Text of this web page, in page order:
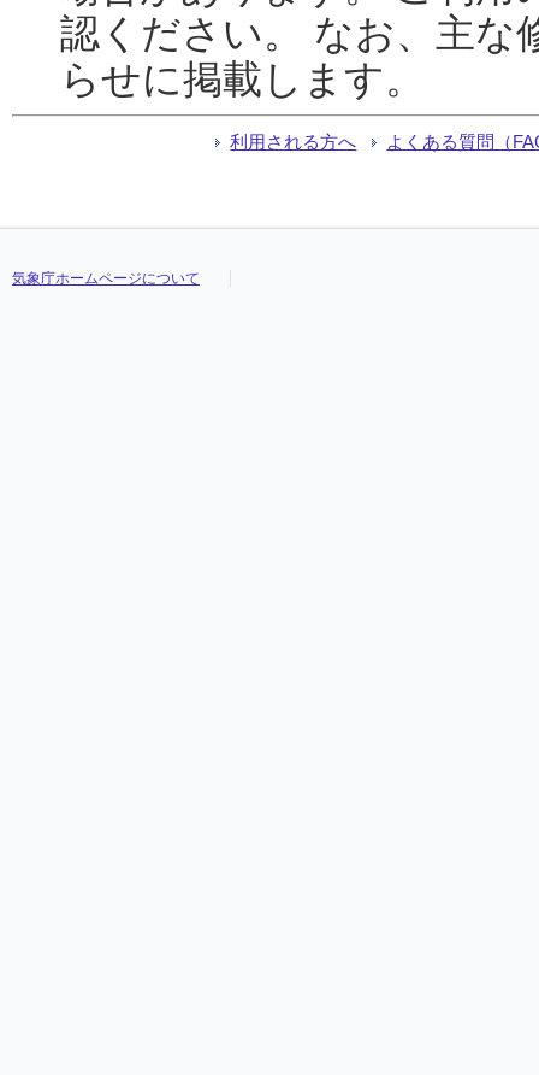
認ください。 なお、主な
らせに掲載します。
利用される方へ よくある質問（
気象庁ホームページについて